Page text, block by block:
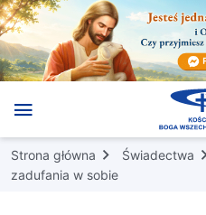
Strona główna Świadectwa
zadufania w sobie